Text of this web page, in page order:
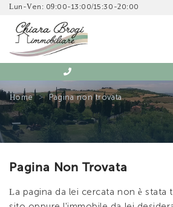
Lun-Ven: 09:00-13:00/15:30-20:00
Home Pagina non trovata
Pagina Non Trovata
La pagina da lei cercata non è stata